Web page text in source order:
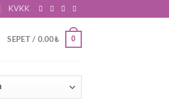
KVKK
SEPET / 0.00₺ 0